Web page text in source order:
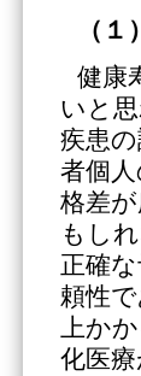
（
健康
いと
疾患
者個
格差
もし
正確
頼性
上か
化医